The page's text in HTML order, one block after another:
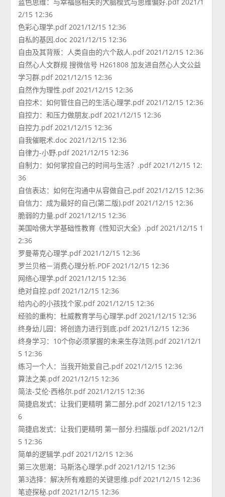
2/15 12:36
色彩心理学.pdf 2021/12/15 12:36
自私的基因.doc 2021/12/15 12:36
自由及其背叛：人类自由的六个敌人.pdf 2021/12/15 12:36
自然心人文群规 搜微信号 H261808 加友进自然心人文公益
学习群.pdf 2021/12/15 12:36
自然作为理性.pdf 2021/12/15 12:36
自控术：如何管住自己的生活心理学.pdf 2021/12/15 12:36
自控力：和压力做朋友.pdf 2021/12/15 12:36
自控力.pdf 2021/12/15 12:36
自我催眠术.doc 2021/12/15 12:36
自律力-小野.pdf 2021/12/15 12:36
自制力：如何掌控自己的时间与生活？.pdf 2021/12/15 12:
36
自信表达：如何在沟通中从容做自己.pdf 2021/12/15 12:36
自信力：成为最好的自己(第二版).pdf 2021/12/15 12:36
脆弱的力量.pdf 2021/12/15 12:36
美国哈佛大学基础性教育《性知识大全》.pdf 2021/12/15 1
2:36
罗曼蒂克心理学.pdf 2021/12/15 12:36
罗兰贝格－消费心理分析.PDF 2021/12/15 12:36
网络心理学.pdf 2021/12/15 12:36
绝对自控.pdf 2021/12/15 12:36
给内心的小孩找个家.pdf 2021/12/15 12:36
经验的重构：杜威教育学与心理学.pdf 2021/12/15 12:36
终身幼儿园：将创造力进行到底.pdf 2021/12/15 12:36
终身学习：10个你必须掌握的未来生存法则.pdf 2021/12/1
5 12:36
练习一个人：当我开始爱自己.pdf 2021/12/15 12:36
算法之美.pdf 2021/12/15 12:36
简法-艾伦·西格尔.pdf 2021/12/15 12:36
简捷启发式：让我们更精明 第二部分.pdf 2021/12/15 12:3
6
简捷启发式：让我们更精明 第一部分.扫描版.pdf 2021/12/1
5 12:36
简单的逻辑学.pdf 2021/12/15 12:36
第三次思潮：马斯洛心理学.pdf 2021/12/15 12:36
第3选择：解决所有难题的关键思维.pdf 2021/12/15 12:36
笔迹探秘.pdf 2021/12/15 12:36